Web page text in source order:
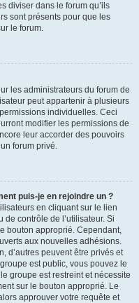
diviser dans le forum qu’ils
sont présents pour que les
le forum.
les administrateurs du forum de
peut appartenir à plusieurs
individuelles. Ceci
modifier les permissions de
leur accorder des pouvoirs
forum privé.
puis-je en rejoindre un ?
en cliquant sur le lien
contrôle de l’utilisateur. Si
bouton approprié. Cependant,
aux nouvelles adhésions.
d’autres peuvent être privés et
est public, vous pouvez le
groupe est restreint et nécessite
sur le bouton approprié. Le
approuver votre requête et